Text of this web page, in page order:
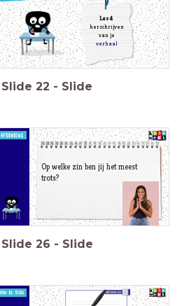
Les 4
herschrijven
van je
verhaal
Slide 22 - Slide
Op welke zin benjij het meest
trots?
Slide 26 - Slide